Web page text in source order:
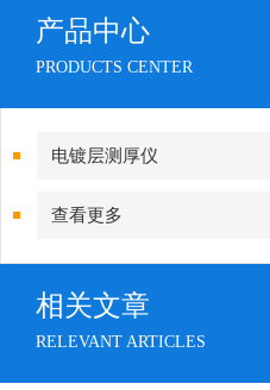
产品中心
PRODUCTS CENTER
电镀层测厚仪
查看更多
相关文章
RELEVANT ARTICLES